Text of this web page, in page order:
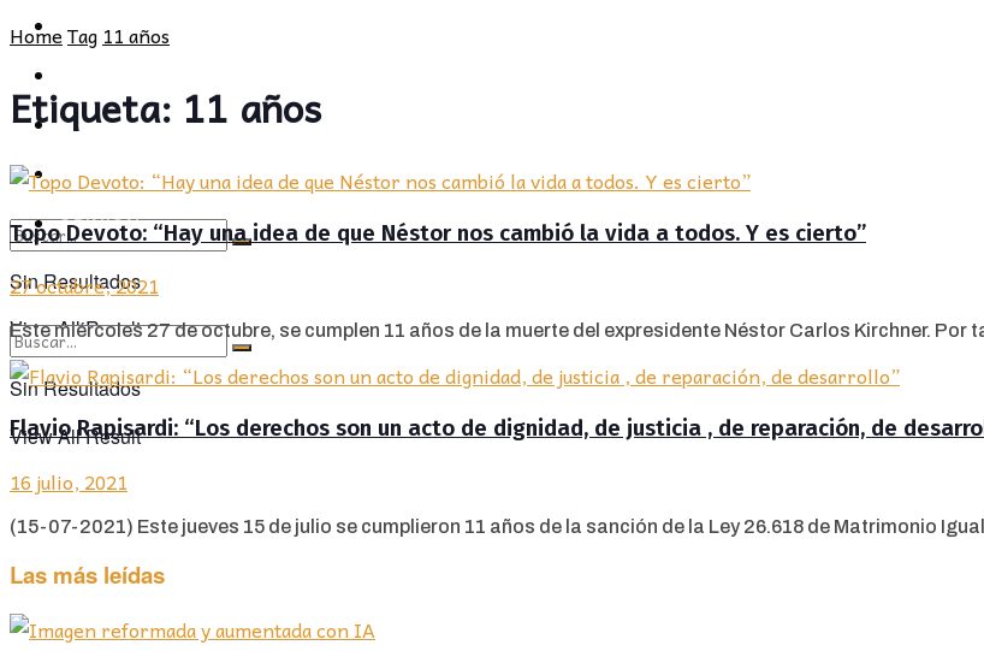
CULTURA
Sin Resultados
View All Result
PROVINCIA
SOCIEDAD
CULTURA
OPINIÓN
Sin Resultados
View All Result
HomeTag 11 años
Etiqueta: 11 años
Topo Devoto: “Hay una idea de que Néstor nos cambió la vida a todos. Y es cierto”
27 octubre, 2021
Este miércoles 27 de octubre, se cumplen 11 años de la muerte del expresidente Néstor Carlos Kirchner. Por
Flavio Rapisardi: “Los derechos son un acto de dignidad, de justicia , de reparación, de
16 julio, 2021
(15-07-2021) Este jueves 15 de julio se cumplieron 11 años de la sanción de la Ley 26.618 de Matrimonio
Las más leídas